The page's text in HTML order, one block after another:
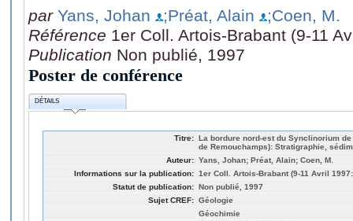
par Yans, Johan ;Préat, Alain
;Coen, M.
Référence 1er Coll. Artois-Brabant (9-11
Publication Non publié, 1997
Poster de conférence
DÉTAILS
Titre: La bordure nord-est du Synclinorium
de Remouchamps): Stratigraphie,
Auteur: Yans, Johan; Préat, Alain; Coen, M.
Informations sur la publication: 1er Coll. Artois-Brabant (9-11 Avril
Statut de publication: Non publié, 1997
Sujet CREF: Géologie
Géochimie